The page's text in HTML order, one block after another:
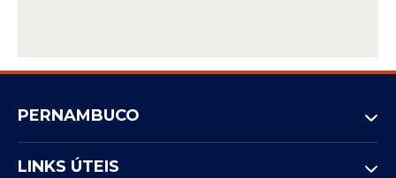
PERNAMBUCO
LINKS ÚTEIS